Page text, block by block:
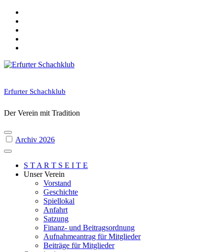
Skip
content
Erfurter Schachklub
Der Verein mit Tradition
Archiv 2026
S T A R T S E I T E
Unser Verein
Vorstand
Geschichte
Spiellokal
Anfahrt
Satzung
Finanz- und Beitragsordnung
Aufnahmeantrag für Mitglieder
Beiträge für Mitglieder